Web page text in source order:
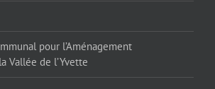
pour l’Aménagement
Vallée de l’Yvette